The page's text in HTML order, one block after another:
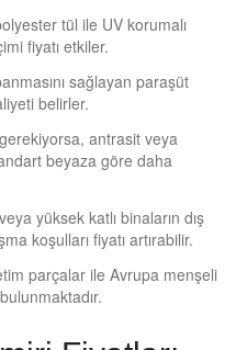
tül ile UV korumalı
fiyatı etkiler.
sağlayan paraşüt
belirler.
antrasit veya
beyaza göre daha
yüksek katlı binaların dış
koşulları fiyatı artırabilir.
parçalar ile Avrupa menşeli